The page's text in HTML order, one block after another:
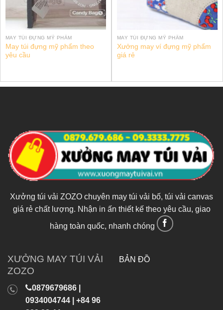
MAY TÚI ĐỰNG MỸ PHẨM
May túi đựng mỹ phẩm theo
yêu cầu
MAY TÚI ĐỰNG MỸ PHẨM
Xưởng may ví đựng mỹ phẩm
giá rẻ
Xưởng túi vải ZOZO chuyên may túi vải bố, túi vải canvas
giá rẻ chất lượng. Nhận in ấn thiết kế theo yêu cầu, giao
hàng toàn quốc, nhanh chóng
XƯỞNG MAY TÚI VẢI
ZOZO
0879679686 |
0934004744 | +84 96
BẢN ĐỒ